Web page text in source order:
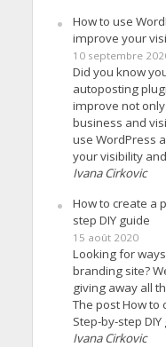
How to use
improve your
10 septembre
Did you know
autoposting
improve not
business and
use WordPress
your visibility
Ivana Cirkovic
How to create a
step DIY guide
15 août 2020
Looking for
branding site?
giving away all
The post How to
Step-by-step
Ivana Cirkovic